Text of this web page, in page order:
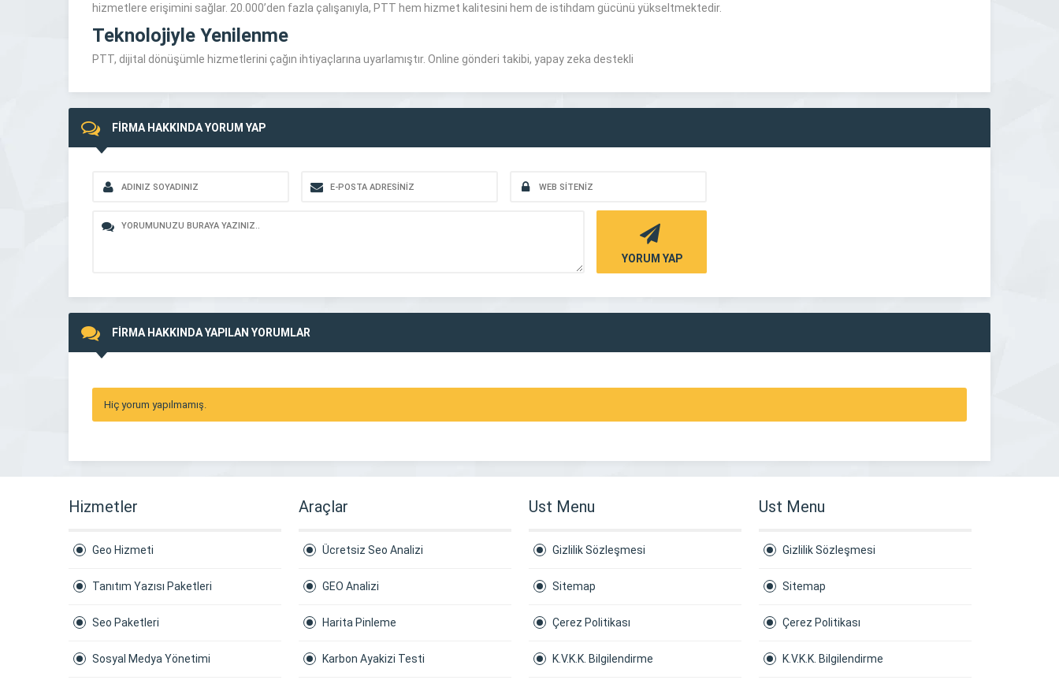
hizmetlere erişimini sağlar. 20.000’den fazla çalışanıyla, PTT hem hizmet kalitesini hem de istihdam gücünü yükseltmektedir.
Teknolojiyle Yenilenme
PTT, dijital dönüşümle hizmetlerini çağın ihtiyaçlarına uyarlamıştır. Online gönderi takibi, yapay zeka destekli
FİRMA HAKKINDA YORUM YAP
YORUM YAP
FİRMA HAKKINDA YAPILAN YORUMLAR
Hiç yorum yapılmamış.
Hizmetler
Geo Hizmeti
Tanıtım Yazısı Paketleri
Seo Paketleri
Sosyal Medya Yönetimi
Araçlar
Ücretsiz Seo Analizi
GEO Analizi
Harita Pinleme
Karbon Ayakizi Testi
Ust Menu
Gizlilik Sözleşmesi
Sitemap
Çerez Politikası
K.V.K.K. Bilgilendirme
Ust Menu
Gizlilik Sözleşmesi
Sitemap
Çerez Politikası
K.V.K.K. Bilgilendirme